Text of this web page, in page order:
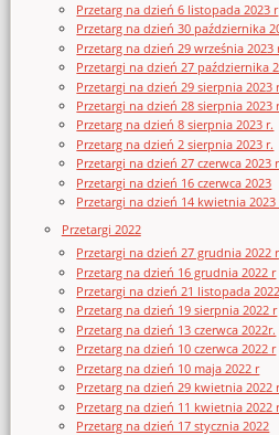
Przetarg na dzień 6 listopada 2023 r
Przetarg na dzień 30 października
Przetarg na dzień 29 września 2023
Przetargi na dzień 27 października
Przetargi na dzień 29 sierpnia 2023
Przetargi na dzień 28 sierpnia 2023
Przetarg na dzień 8 sierpnia 2023 r.
Przetarg na dzień 2 sierpnia 2023 r.
Przetargi na dzień 27 czerwca 2023 r
Przetargi na dzień 16 czerwca 2023
Przetargi na dzień 14 kwietnia 2023
Przetargi 2022
Przetargi na dzień 27 grudnia 2022 r
Przetarg na dzień 16 grudnia 2022 r
Przetargi na dzień 21 listopada
Przetarg na dzień 19 sierpnia 2022 r
Przetarg na dzień 13 czerwca 2022r.
Przetarg na dzień 10 czerwca 2022 r
Przetarg na dzień 10 maja 2022 r
Przetarg na dzień 29 kwietnia 2022
Przetarg na dzień 11 kwietnia 2022
Przetarg na dzień 17 stycznia 2022